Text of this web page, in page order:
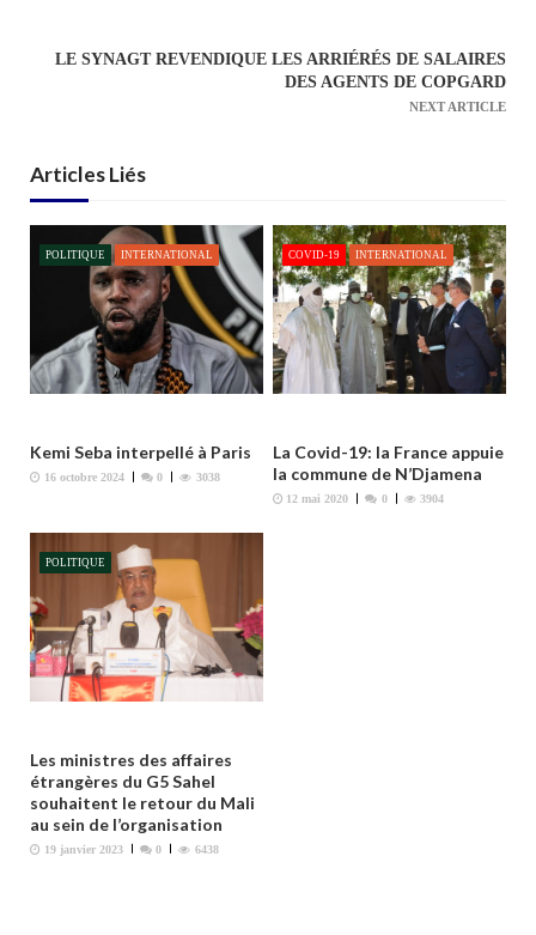
i
o
n
d
’
a
t
i
e
LE SYNAGT REVENDIQUE LES ARRIÉRÉS DE SALAIRES
DES AGENTS DE COPGARD
NEXT ARTICLE
Articles Liés
POLITIQUE INTERNATIONAL
Kemi Seba interpellé à Paris
16 octobre 2024 0 3038
COVID-19 INTERNATIONAL
La Covid-19: la France appuie
la commune de N’Djamena
12 mai 2020 0 3904
POLITIQUE
Les ministres des affaires
étrangères du G5 Sahel
souhaitent le retour du Mali
au sein de l’organisation
19 janvier 2023 0 6438